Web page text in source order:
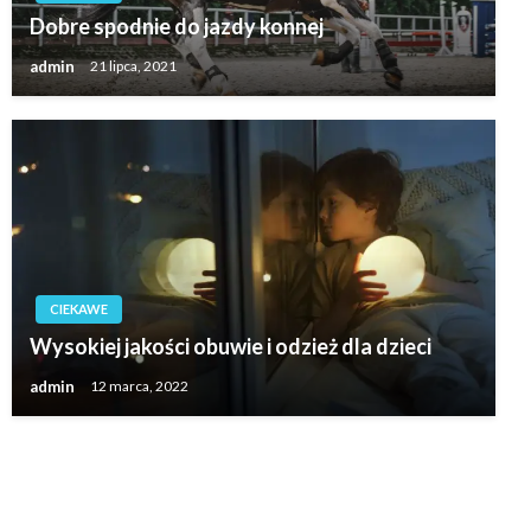
Dobre spodnie do jazdy konnej
admin 21 lipca, 2021
CIEKAWE
Wysokiej jakości obuwie i odzież dla dzieci
admin 12 marca, 2022